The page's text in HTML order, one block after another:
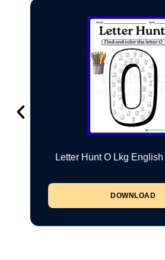
Letter Hunt O Lkg
DOWNLOAD